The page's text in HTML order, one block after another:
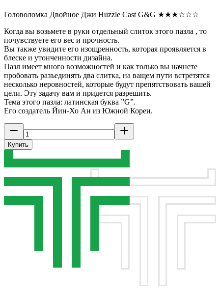
Головоломка Двойное Джи Huzzle Cast G&G ★★★☆☆☆
Когда вы возьмете в руки отдельный слиток этого пазла , то
почувствуете его вес и прочность.
Вы также увидите его изощренность, которая проявляется в
блеске и утонченности дизайна.
Пазл имеет много возможностей и как только вы начнете
пробовать разъединять два слитка, на ващем пути встретятся
несколько неровностей, которые будут препятствовать вашей
цели. Эту задачу вам и придется разрешить.
Тема этого пазла: латинская буква ”G”.
Его создатель Йин-Хо Ан из Южной Кореи.
Купить